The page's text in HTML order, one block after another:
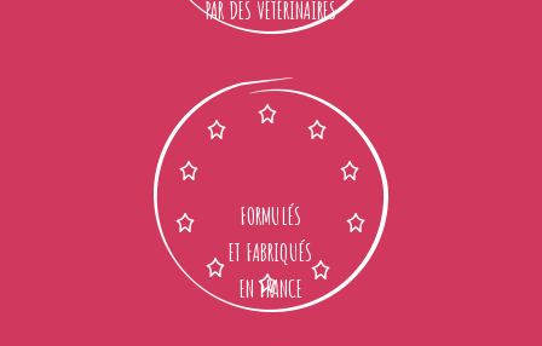
PAR DES VÉTÉRINAIRES
FORMULÉS
ET FABRIQUÉS
EN FRANCE